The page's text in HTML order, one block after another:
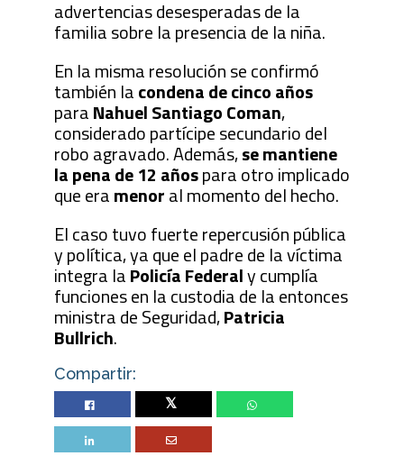
advertencias desesperadas de la
familia sobre la presencia de la niña.
En la misma resolución se confirmó
también lacondena de cinco años
paraNahuel Santiago Coman,
considerado partícipe secundario del
robo agravado. Además,se mantiene
la pena de 12 añospara otro implicado
que eramenoral momento del hecho.
El caso tuvo fuerte repercusión pública
y política, ya que el padre de la víctima
integra laPolicía Federaly cumplía
funciones en la custodia de la entonces
ministra de Seguridad,Patricia
Bullrich.
Compartir:
Twitter